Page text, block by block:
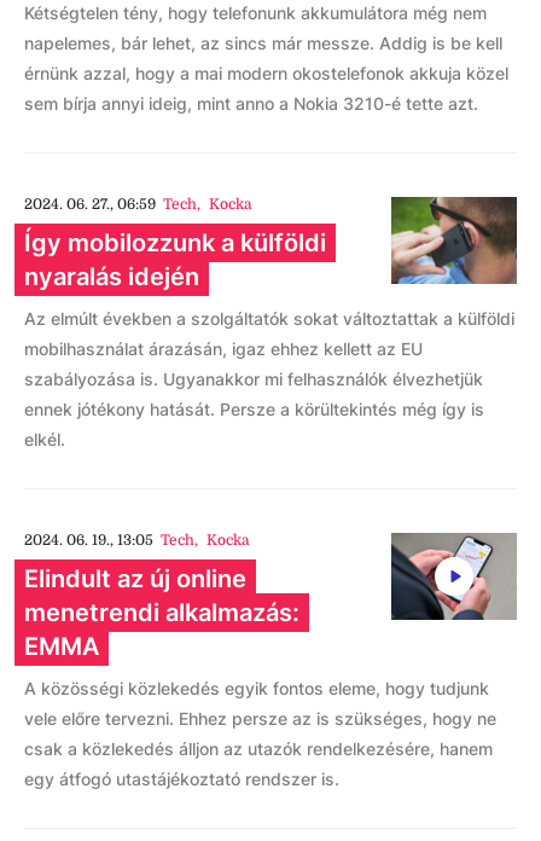
Kétségtelen tény, hogy telefonunk akkumulátora még nem
napelemes, bár lehet, az sincs már messze. Addig is be kell
érnünk azzal, hogy a mai modern okostelefonok akkuja közel
sem bírja annyi ideig, mint anno a Nokia 3210-é tette azt.
2024. 06. 27., 06:59 Tech, Kocka
Így mobilozzunk a külföldi
nyaralás idején
Az elmúlt években a szolgáltatók sokat változtattak a külföldi
mobilhasználat árazásán, igaz ehhez kellett az EU
szabályozása is. Ugyanakkor mi felhasználók élvezhetjük
ennek jótékony hatását. Persze a körültekintés még így is
elkél.
2024. 06. 19., 13:05 Tech, Kocka
Elindult az új online
menetrendi alkalmazás:
EMMA
A közösségi közlekedés egyik fontos eleme, hogy tudjunk
vele előre tervezni. Ehhez persze az is szükséges, hogy ne
csak a közlekedés álljon az utazók rendelkezésére, hanem
egy átfogó utastájékoztató rendszer is.